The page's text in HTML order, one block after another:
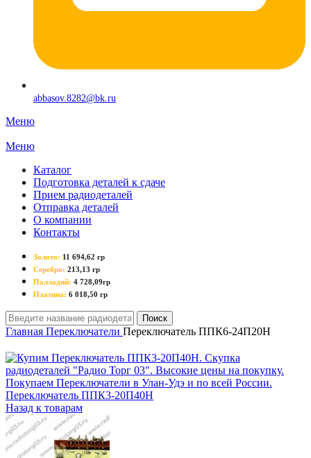
abbasov.8282@bk.ru
Меню
Меню
Каталог
Подготовка деталей к сдаче
Прием радиодеталей
Отправка деталей
О компании
Контакты
Золото: 11 694,62 гр
Серебро: 213,13 гр
Палладий: 4 728,09гр
Платина: 6 018,50 гр
Поиск
Главная Переключатели Переключатель ППК6-24П20Н
Переключатель ППК3-20П40Н
Назад к товарам